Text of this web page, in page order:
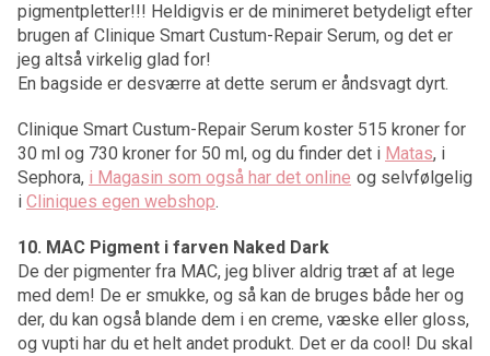
pigmentpletter!!! Heldigvis er de minimeret betydeligt efter
brugen af Clinique Smart Custum-Repair Serum, og det er
jeg altså virkelig glad for!
En bagside er desværre at dette serum er åndsvagt dyrt.
Clinique Smart Custum-Repair Serum koster 515 kroner for
30 ml og 730 kroner for 50 ml, og du finder det i Matas, i
Sephora, i Magasin som også har det online og selvfølgelig
i Cliniques egen webshop.
10. MAC Pigment i farven Naked Dark
De der pigmenter fra MAC, jeg bliver aldrig træt af at lege
med dem! De er smukke, og så kan de bruges både her og
der, du kan også blande dem i en creme, væske eller gloss,
og vupti har du et helt andet produkt. Det er da cool! Du skal